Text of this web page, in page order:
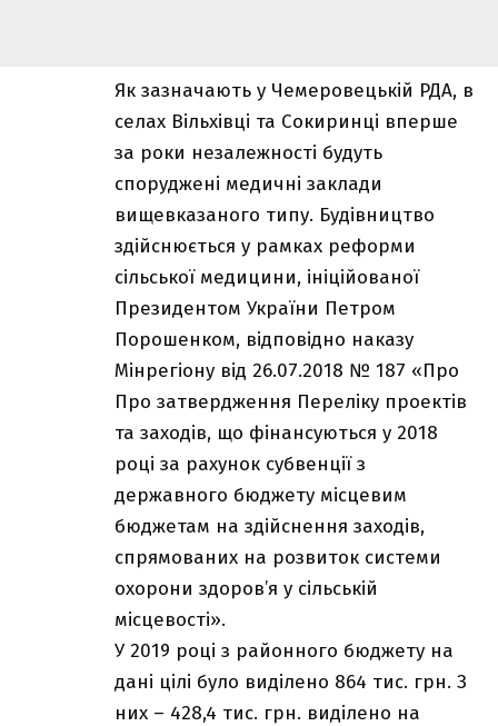
Як зазначають у Чемеровецькій РДА, в
селах Вільхівці та Сокиринці вперше
за роки незалежності будуть
споруджені медичні заклади
вищевказаного типу. Будівництво
здійснюється у рамках реформи
сільської медицини, ініційованої
Президентом України Петром
Порошенком, відповідно наказу
Мінрегіону від 26.07.2018 № 187 «Про
Про затвердження Переліку проектів
та заходів, що фінансуються у 2018
році за рахунок субвенції з
державного бюджету місцевим
бюджетам на здійснення заходів,
спрямованих на розвиток системи
охорони здоров’я у сільській
місцевості».
У 2019 році з районного бюджету на
дані цілі було виділено 864 тис. грн. З
них – 428,4 тис. грн. виділено на